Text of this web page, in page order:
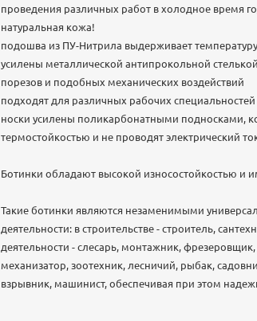
проведения различных работ в холодное время
натуральная кожа!
подошва из ПУ-Нитрила выдерживает
усилены металлической антипрокольной
порезов и подобных механических воздействий
подходят для различных рабочих
носки усилены поликарбонатными подносками,
термостойкостью и не проводят электрический
Ботинки обладают высокой износостойкостью и
Такие ботинки являются незаменимыми
деятельности: в строительстве - строитель,
деятельности - слесарь, монтажник,
механизатор, зоотехник, лесничий, рыбак,
взрывник, машинист, обеспечивая при этом